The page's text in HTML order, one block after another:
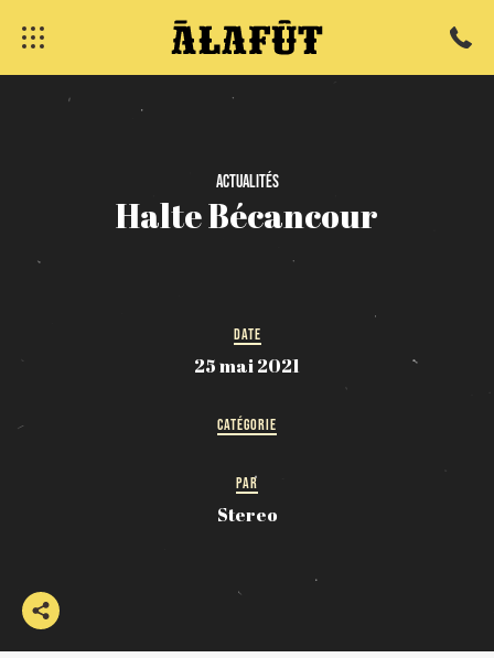
Actualités
HalteBécancour
DATE
25 mai 2021
CATÉGORIE
PAR
Stereo